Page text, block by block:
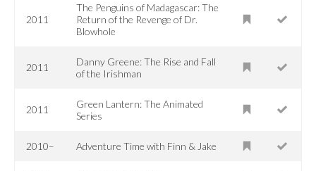
2011
The Penguins of Madagascar: The
Return of the Revenge of Dr.
Blowhole
2011
Danny Greene: The Rise and Fall
of the Irishman
2011
Green Lantern: The Animated
Series
2010– Adventure Time with Finn & Jake